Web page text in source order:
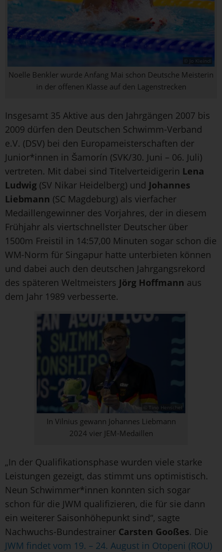
© Jo Kleindl
Noelle Benkler wurde Anfang Mai schon Deutsche Meisterin
in der offenen Klasse auf den Lagenstrecken
Insgesamt 35 Aktive aus den Jahrgängen 2007 bis
2009 dürfen den Deutschen Schwimm-Verband
e.V. (DSV) bei den Europameisterschaften der
Junior*innen in Šamorín (SVK/30. Juni – 06. Juli)
vertreten. Mit dabei sind Titelverteidigerin Lena
Ludwig (SV Nikar Heidelberg) und Johannes
Liebmann (SC Magdeburg) als vierfacher
Medaillengewinner des Vorjahres, der in diesem
Frühjahr als viertschnellster Deutscher über
1500m Freistil in 14:57,00 Minuten sogar schon die
WM-Norm für Singapur hatte unterbieten können
und dabei auch den deutschen Jahrgangsrekord
des späteren Weltmeisters Jörg Hoffmann aus
dem Jahr 1989 verbesserte.
© Tino Henschel
In Vilnius gewann Johannes Liebmann
2024 vier JEM-Medaillen
„In der Qualifikationsphase wurden viele starke
Leistungen gezeigt, das stimmt uns optimistisch.
Neun Schwimmer*innen konnten sich sogar
schon für die JWM qualifizieren, die für sie dann
ein weiterer Saisonhöhepunkt sind“, sagte
Nachwuchs-Bundestrainer Carsten Gooßes. Die
JWM findet vom 19. – 24. August in Otopeni (ROU)